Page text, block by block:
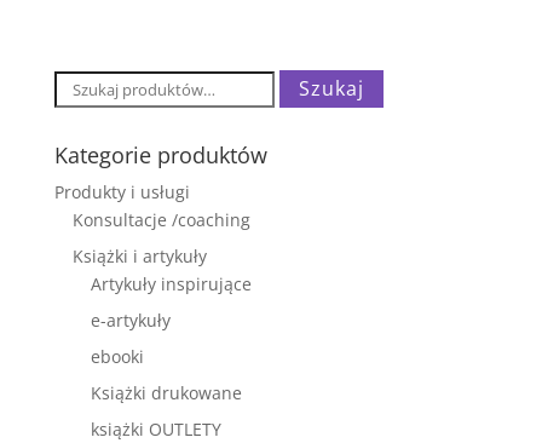
Szukaj: Szukaj
Kategorie produktów
Produkty i usługi
Konsultacje /coaching
Książki i artykuły
Artykuły inspirujące
e-artykuły
ebooki
Książki drukowane
książki OUTLETY